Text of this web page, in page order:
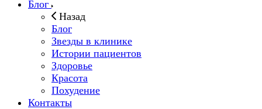
Блог
Назад
Блог
Звезды в клинике
Истории пациентов
Здоровье
Красота
Похудение
Контакты